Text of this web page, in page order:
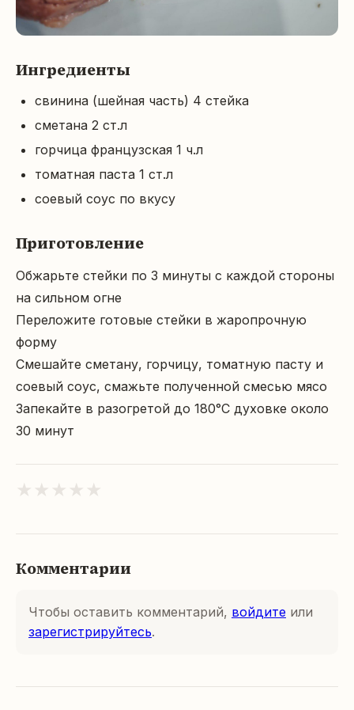
Ингредиенты
свинина (шейная часть) 4 стейка
сметана 2 ст.л
горчица французская 1 ч.л
томатная паста 1 ст.л
соевый соус по вкусу
Приготовление
Обжарьте стейки по 3 минуты с каждой стороны
на сильном огне
Переложите готовые стейки в жаропрочную
форму
Смешайте сметану, горчицу, томатную пасту и
соевый соус, смажьте полученной смесью мясо
Запекайте в разогретой до 180°C духовке около
30 минут
★ ★ ★ ★ ★
Комментарии
Чтобы оставить комментарий, войдите или
зарегистрируйтесь.